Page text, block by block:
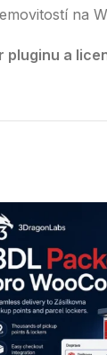
na
pluginu a